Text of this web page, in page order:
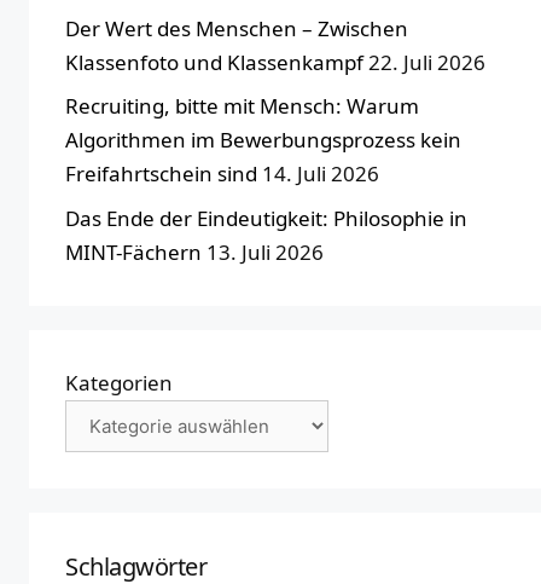
Der Wert des Menschen – Zwischen
Klassenfoto und Klassenkampf22. Juli 2026
Recruiting, bitte mit Mensch: Warum
Algorithmen im Bewerbungsprozess kein
Freifahrtschein sind 14. Juli 2026
Das Ende der Eindeutigkeit: Philosophie in
MINT-Fächern 13. Juli 2026
Kategorien
Schlagwörter